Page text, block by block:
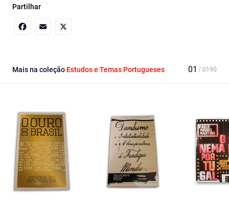
Partilhar
Mais na coleção Estudos e Temas Portugueses